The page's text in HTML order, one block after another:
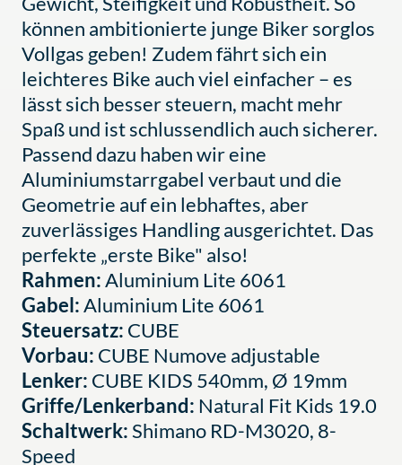
können ambitionierte junge Biker sorglos
Vollgas geben! Zudem fährt sich ein
leichteres Bike auch viel einfacher – es
lässt sich besser steuern, macht mehr
Spaß und ist schlussendlich auch sicherer.
Passend dazu haben wir eine
Aluminiumstarrgabel verbaut und die
Geometrie auf ein lebhaftes, aber
zuverlässiges Handling ausgerichtet. Das
perfekte „erste Bike" also!
Rahmen:Aluminium Lite 6061
Gabel:Aluminium Lite 6061
Steuersatz: CUBE
Vorbau: CUBE Numove adjustable
Lenker: CUBE KIDS 540mm, Ø 19mm
Griffe/Lenkerband: Natural Fit Kids 19.0
Schaltwerk:Shimano RD-M3020, 8-
Speed